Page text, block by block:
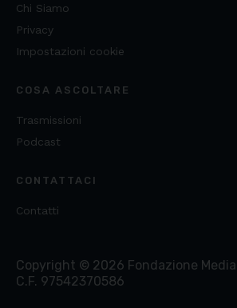
Chi Siamo
Privacy
Impostazioni cookie
COSA ASCOLTARE
Trasmissioni
Podcast
CONTATTACI
Contatti
Copyright © 2026 Fondazione
C.F. 97542370586